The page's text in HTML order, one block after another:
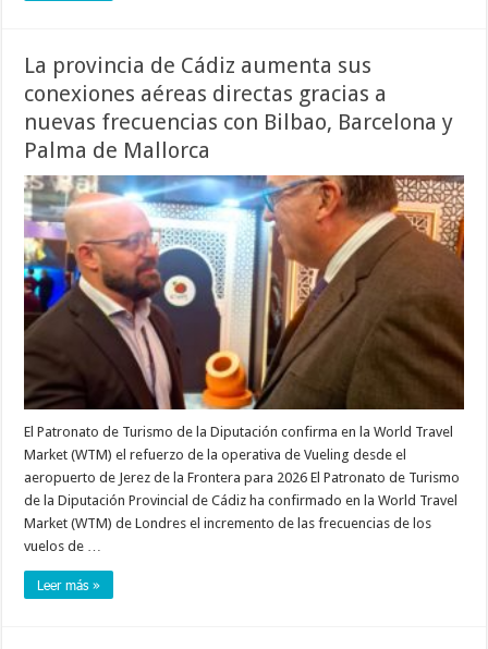
La provincia de Cádiz aumenta sus
conexiones aéreas directas gracias a
nuevas frecuencias con Bilbao, Barcelona y
Palma de Mallorca
El Patronato de Turismo de la Diputación confirma en la World Travel
Market (WTM) el refuerzo de la operativa de Vueling desde el
aeropuerto de Jerez de la Frontera para 2026 El Patronato de Turismo
de la Diputación Provincial de Cádiz ha confirmado en la World Travel
Market (WTM) de Londres el incremento de las frecuencias de los
vuelos de …
Leer más »